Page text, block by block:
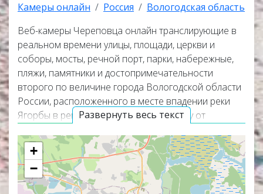
Камеры онлайн Россия Вологодская область
Развернуть весь текст
Веб-камеры Череповца онлайн транслирующие в
реальном времени улицы, площади, церкви и
соборы, мосты, речной порт, парки, набережные,
пляжи, памятники и достопримечательности
второго по величине города Вологодской области
России, расположенного в месте впадении реки
Ягорбы в реку Шексну, в 124 км к западу от
виды города, окружающую его природу и помогут
узнать актуальную погоду в Череповце прямо
сейчас из любой точки мира. Веб-камеры
работают в прямом эфире, а некоторые из них
+
−